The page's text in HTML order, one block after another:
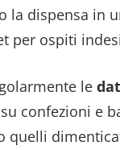
la dispensa in
per ospiti
le
su confezioni e
quelli